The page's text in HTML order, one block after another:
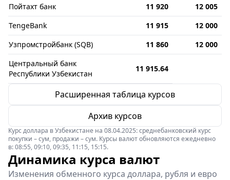
Пойтахт банк
11 920
12 005
TengeBank
11 915
12 000
Узпромстройбанк (SQB)
11 860
12 000
Центральный банк
Республики Узбекистан
11 915.64
Расширенная таблица курсов
Архив курсов
Курс доллара в Узбекистане на 08.04.2025: среднебанковский курс
покупки – сум, продажи – сум. Курсы валют обновляются ежедневно
в: 08:55, 09:10, 09:35, 11:15, 15:15.
Динамика курса валют
Изменения обменного курса доллара, рубля и евро